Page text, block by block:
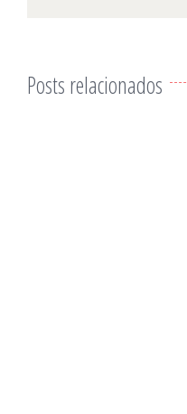
Posts relacionados